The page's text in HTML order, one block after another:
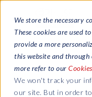
We store the necessary
These cookies are used
provide a more
this website and
more refer to our
We won't track your
our site. But in order